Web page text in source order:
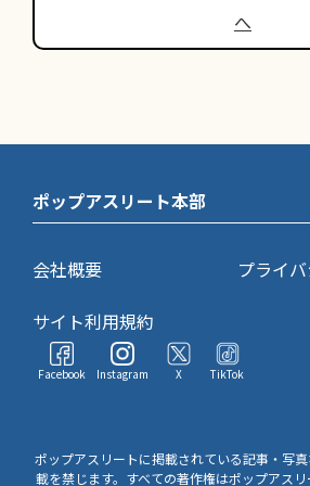
へ
ポップアスリート本部
会社概要
プライ
サイト利用規約
Facebook Instagram X TikTok
ポップアスリートに掲載されている記事・写
載を禁じます。すべての著作権はポップアス